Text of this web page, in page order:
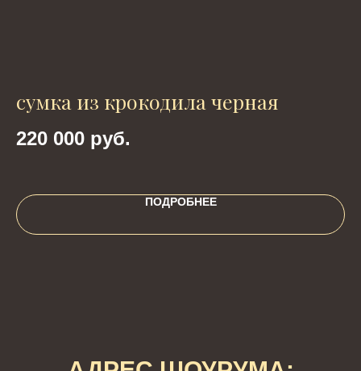
сумка из крокодила черная
220 000 руб.
ПОДРОБНЕЕ